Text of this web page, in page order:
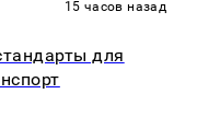
15 часов назад
для